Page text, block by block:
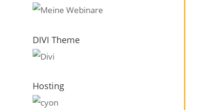
DIVI Theme
Hosting